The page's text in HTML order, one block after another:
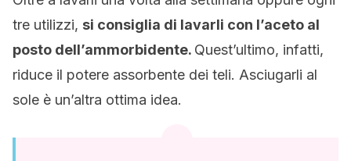
tre utilizzi, si consiglia di lavarli con l’aceto al
posto dell’ammorbidente. Quest’ultimo, infatti,
riduce il potere assorbente dei teli. Asciugarli al
sole è un’altra ottima idea.